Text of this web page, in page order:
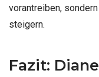
vorantreiben,
steigern.
Fazit: